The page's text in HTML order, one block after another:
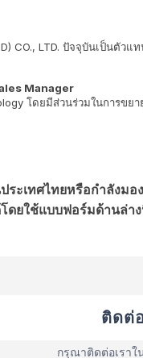
CO., LTD. ปัจจุบันเป็นตัวแ
Manager
โดยมีส่วนร่วมในการข
เทศไทยหรือกำลังม
ดยใช้แบบฟอร์มด้านล่า
ติดต่
กรุณาติดต่อเราใ